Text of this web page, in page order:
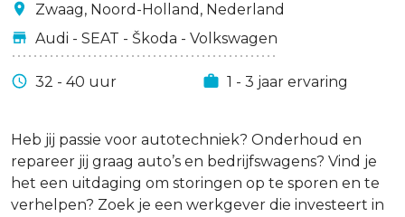
Zwaag, Noord-Holland, Nederland
Audi - SEAT - Škoda - Volkswagen
32 - 40 uur 1 - 3 jaar ervaring
Heb jij passie voor autotechniek? Onderhoud en
repareer jij graag auto’s en bedrijfswagens? Vind je
het een uitdaging om storingen op te sporen en te
verhelpen? Zoek je een werkgever die investeert in